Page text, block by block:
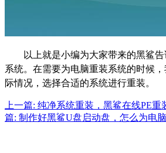
以上就是小编为大家带来的黑鲨
系统。在需要为电脑重装系统的时候
际情况，选择合适的系统进行重装。
上一篇: 纯净系统重装，黑鲨在线PE重
篇: 制作好黑鲨U盘启动盘，怎么为电